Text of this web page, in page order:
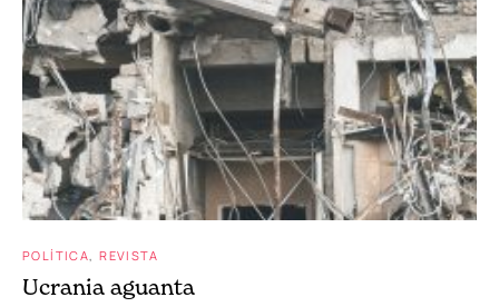
POLÍTICA REVISTA
Ucrania aguanta